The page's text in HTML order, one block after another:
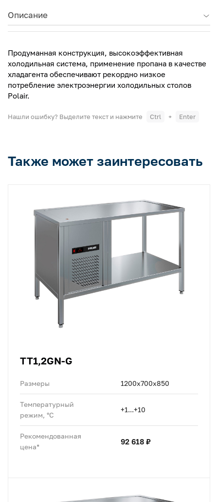
Описание
Продуманная конструкция, высокоэффективная
холодильная система, применение пропана в качестве
хладагента обеспечивают рекордно низкое
потребление электроэнергии холодильных столов
Polair.
Нашли ошибку? Выделите текст и нажмите Ctrl + Enter
Также может заинтересовать
TT1,2GN-G
Размеры 1200х700х850
Температурный
режим, °C
+1...+10
Рекомендованная
цена*
92 618 ₽